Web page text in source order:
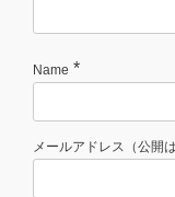
Name *
メールアドレス（公開